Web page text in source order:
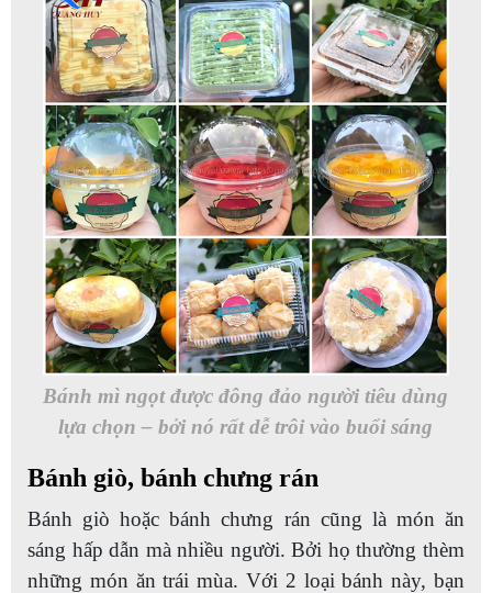
Bánh mì ngọt được đông đảo người tiêu dùng
lựa chọn – bởi nó rất dễ trôi vào buổi sáng
Bánh giò, bánh chưng rán
Bánh giò hoặc bánh chưng rán cũng là món ăn
sáng hấp dẫn mà nhiều người. Bởi họ thường thèm
những món ăn trái mùa. Với 2 loại bánh này, bạn